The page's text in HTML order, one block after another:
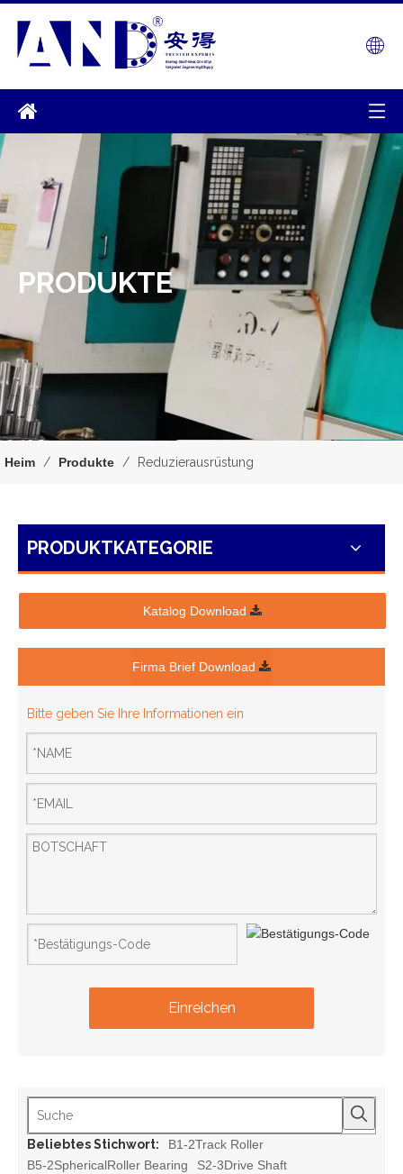
PRODUKTE
Heim / Produkte / Reduzierausrüstung
PRODUKTKATEGORIE
Katalog Download
Firma Brief Download
Bitte geben Sie Ihre Informationen ein
Einreichen
Beliebtes Stichwort:
B1-2Track Roller
B5-2SphericalRoller Bearing
S2-3Drive Shaft